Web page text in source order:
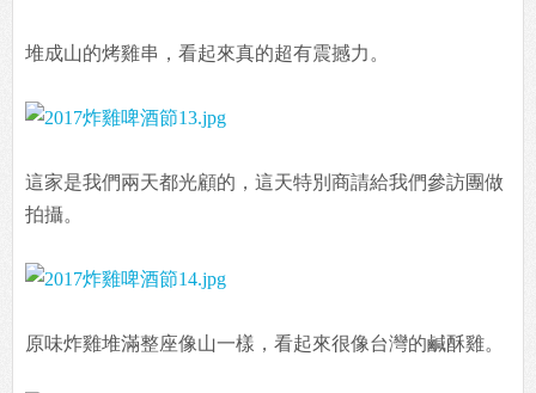
堆成山的烤雞串，看起來真的超有震撼力。
這家是我們兩天都光顧的，這天特別商請給我們參訪團做
拍攝。
原味炸雞堆滿整座像山一樣，看起來很像台灣的鹹酥雞。